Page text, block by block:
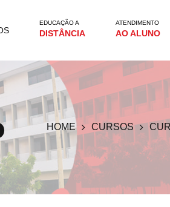
EDUCAÇÃO A
DISTÂNCIA
ATENDIMENTO
AO ALUNO
HOME CURSOS